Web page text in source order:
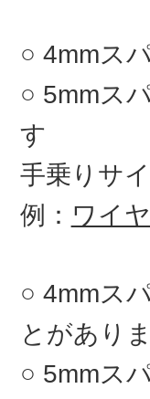
4mmス
5mmス
す
手乗りサ
例： ワイ
4mmス
とがあり
5mmス